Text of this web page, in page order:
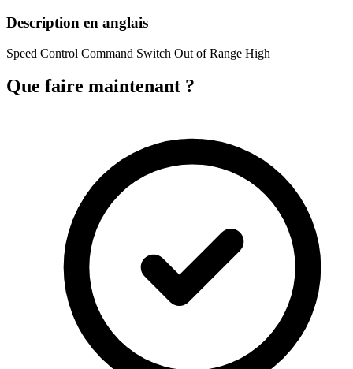
Description en anglais
Speed Control Command Switch Out of Range High
Que faire maintenant ?